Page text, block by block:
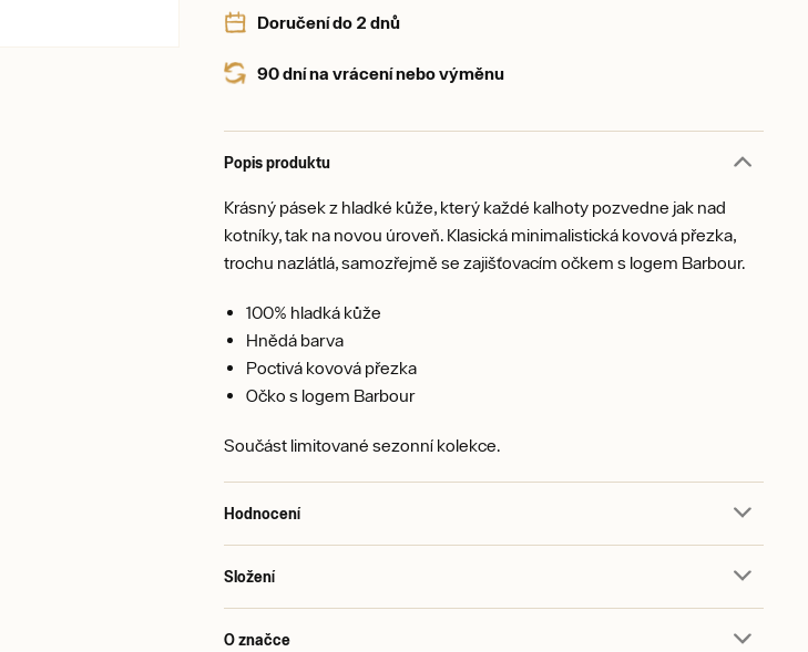
Doručení do 2 dnů
90 dní na vrácení nebo výměnu
Popis produktu
Krásný pásek z hladké kůže, který každé kalhoty pozvedne jak nad
kotníky, tak na novou úroveň. Klasická minimalistická kovová přezka,
trochu nazlátlá, samozřejmě se zajišťovacím očkem s logem Barbour.
100% hladká kůže
Hnědá barva
Poctivá kovová přezka
Očko s logem Barbour
Součást limitované sezonní kolekce.
Hodnocení
Složení
O značce